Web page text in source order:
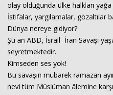
olay olduğunda ülke halkları
İstifalar, yargılamalar, gözaltılar
Dünya nereye gidiyor?
Şu an ABD, İsrail- İran Savaşı
seyretmektedir.
Kimseden ses yok!
Bu savaşın mübarek ramazan
nevi tüm Müslüman âlemine